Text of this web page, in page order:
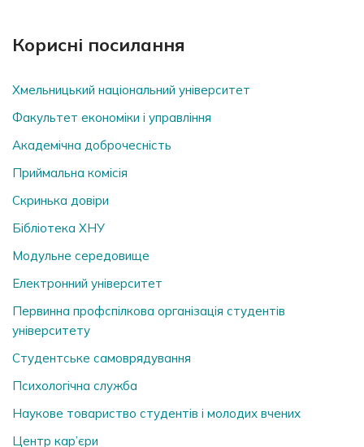
Корисні посилання
Хмельницький національний університет
Факультет економіки і управління
Академічна доброчесність
Приймальна комісія
Скринька довiри
Бібліотека ХНУ
Модульне середовище
Електронний університет
Первинна профспілкова організація студентів
університету
Студентське самоврядування
Психологічна служба
Наукове товариство студентів і молодих вчених
Центр кар’єри